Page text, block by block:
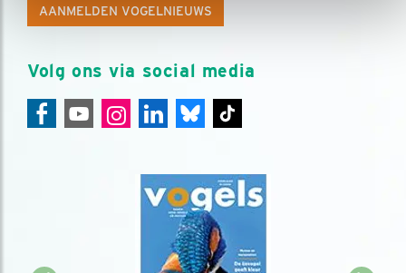
AANMELDEN VOGELNIEUWS
Volg ons via social media